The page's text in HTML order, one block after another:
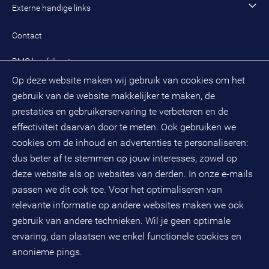
Op deze website maken wij gebruik van cookies om het
gebruik van de website makkelijker te maken, de
prestaties en gebruikerservaring te verbeteren en de
effectiviteit daarvan door te meten. Ook gebruiken we
cookies om de inhoud en advertenties te personaliseren:
dus beter af te stemmen op jouw interesses, zowel op
deze website als op websites van derden. In onze e-mails
passen we dit ook toe. Voor het optimaliseren van
relevante informatie op andere websites maken we ook
gebruik van andere technieken. Wil je geen optimale
ervaring, dan plaatsen we enkel functionele cookies en
anonieme pings.
Onze cultuur en organisatie
Inloggen mijn BMC
Meest gestelde vragen mijn BMC
Evenementen
Alle artikelen
Externe handige links
Public spirit
Contact
BMC hoofdkantoor
(033) 496 52 00
Databankweg 26 D
3821 ALAmersfoort
Postbus 490
3800 AL Amersfoort
KvK-nummer: 32078667
BTW-nummer: NL808663598B01
Volg ons op social media